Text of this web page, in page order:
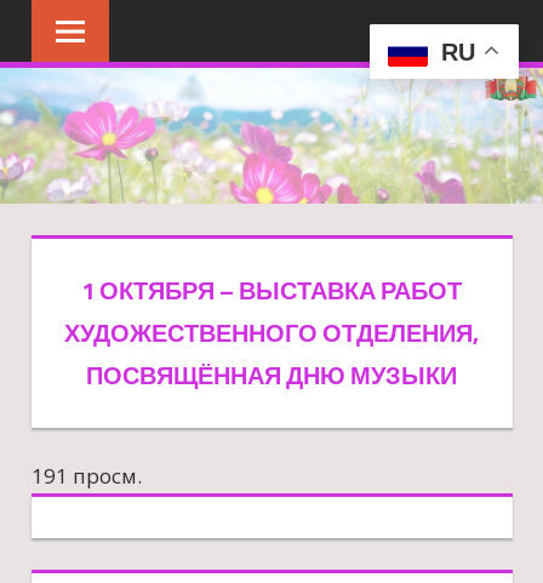
Перейти
содержимому
1 ОКТЯБРЯ – ВЫСТАВКА РАБОТ
ХУДОЖЕСТВЕННОГО ОТДЕЛЕНИЯ,
ПОСВЯЩЁННАЯ ДНЮ МУЗЫКИ
191 просм.
RU